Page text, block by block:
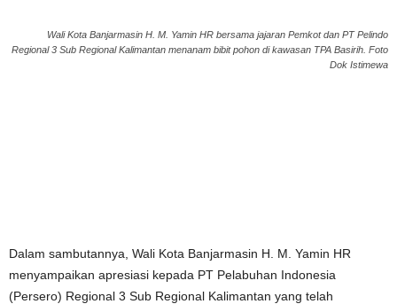
Wali Kota Banjarmasin H. M. Yamin HR bersama jajaran Pemkot dan PT Pelindo
Regional 3 Sub Regional Kalimantan menanam bibit pohon di kawasan TPA Basirih. Foto
Dok Istimewa
Dalam sambutannya, Wali Kota Banjarmasin H. M. Yamin HR
menyampaikan apresiasi kepada PT Pelabuhan Indonesia
(Persero) Regional 3 Sub Regional Kalimantan yang telah